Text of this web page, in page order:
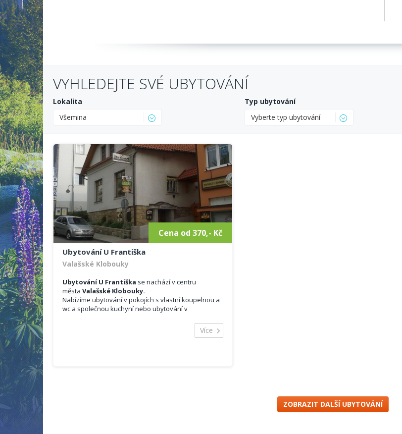
VYHLEDEJTE SVÉ UBYTOVÁNÍ
Lokalita
Všemina
Typ ubytování
Vyberte typ ubytování
Cena od 370,- Kč
Ubytování U Františka
Valašské Klobouky
Ubytování U Františka se nachází v centru
města Valašské Klobouky.
Nabízíme ubytování v pokojích s vlastní koupelnou a
wc a společnou kuchyní nebo ubytování v
vinotéka
Více
ZOBRAZIT DALŠÍ UBYTOVÁNÍ